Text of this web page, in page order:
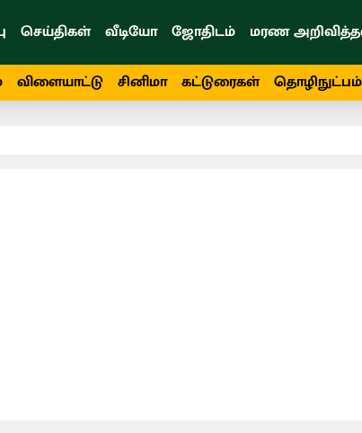
செய்திகள் வீடியோ ஜோதிடம் மரண
விளையாட்டு சினிமா கட்டுரைகள் தொழிநுட்பம்